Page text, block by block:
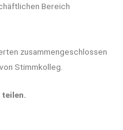
Bereich
zusammengeschlossen
Stimmkolleg.
teilen.